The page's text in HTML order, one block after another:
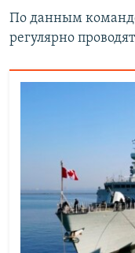
По данным
регулярно